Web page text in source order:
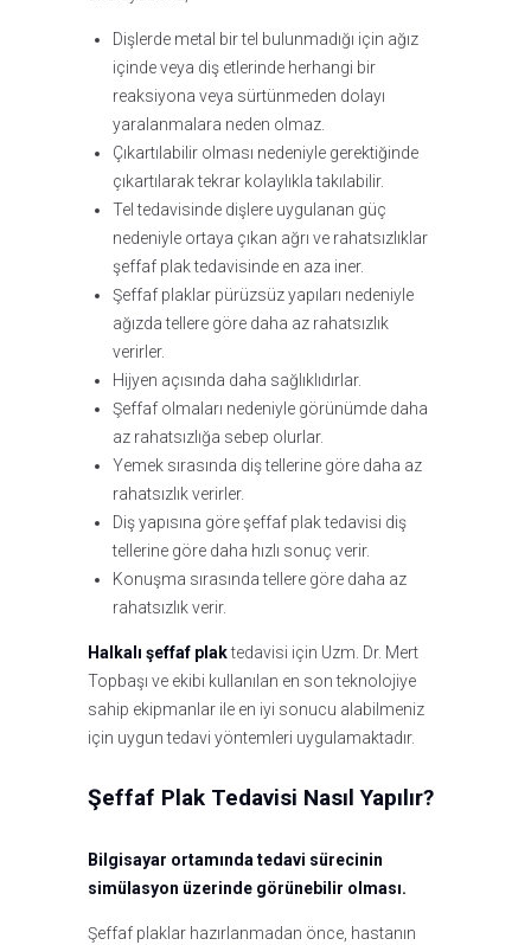
Dişlerde metal bir tel bulunmadığı için ağız
içinde veya diş etlerinde herhangi bir
reaksiyona veya sürtünmeden dolayı
yaralanmalara neden olmaz.
Çıkartılabilir olması nedeniyle gerektiğinde
çıkartılarak tekrar kolaylıkla takılabilir.
Tel tedavisinde dişlere uygulanan güç
nedeniyle ortaya çıkan ağrı ve rahatsızlıklar
şeffaf plak tedavisinde en aza iner.
Şeffaf plaklar pürüzsüz yapıları nedeniyle
ağızda tellere göre daha az rahatsızlık
verirler.
Hijyen açısında daha sağlıklıdırlar.
Şeffaf olmaları nedeniyle görünümde daha
az rahatsızlığa sebep olurlar.
Yemek sırasında diş tellerine göre daha az
rahatsızlık verirler.
Diş yapısına göre şeffaf plak tedavisi diş
tellerine göre daha hızlı sonuç verir.
Konuşma sırasında tellere göre daha az
rahatsızlık verir.
Halkalı şeffaf plaktedavisi için Uzm. Dr. Mert
Topbaşı ve ekibi kullanılan en son teknolojiye
sahip ekipmanlar ile en iyi sonucu alabilmeniz
için uygun tedavi yöntemleri uygulamaktadır.
Şeffaf Plak Tedavisi Nasıl Yapılır?
Bilgisayar ortamında tedavi sürecinin
simülasyon üzerinde görünebilir olması.
Şeffaf plaklar hazırlanmadan önce, hastanın